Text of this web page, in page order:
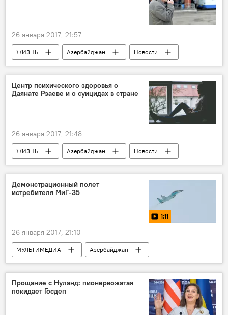
26 января 2017, 21:57
ЖИЗНЬ Азербайджан Новости
Центр психического здоровья о
Даянате Рзаеве и о суицидах в стране
26 января 2017, 21:48
ЖИЗНЬ Азербайджан Новости
Демонстрационный полет
истребителя МиГ-35
1:11
26 января 2017, 21:10
МУЛЬТИМЕДИА
Азербайджан
Видео
Новости
Прощание с Нуланд: пионервожатая
покидает Госдеп